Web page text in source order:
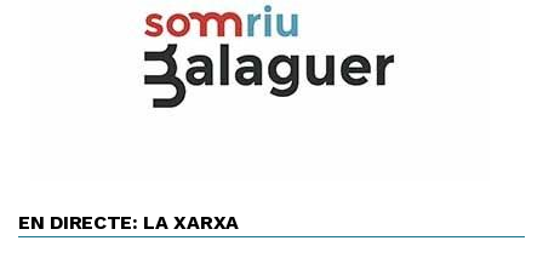
EN DIRECTE: LA XARXA